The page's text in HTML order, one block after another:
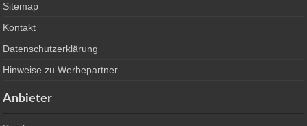
Sitemap
Kontakt
Datenschutzerklärung
Hinweise zu Werbepartner
Anbieter